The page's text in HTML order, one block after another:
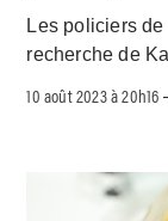
Les policiers
recherche de
10 août 2023 à 20h16